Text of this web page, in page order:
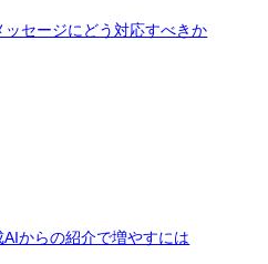
セージにどう対応すべきか
からの紹介で増やすには